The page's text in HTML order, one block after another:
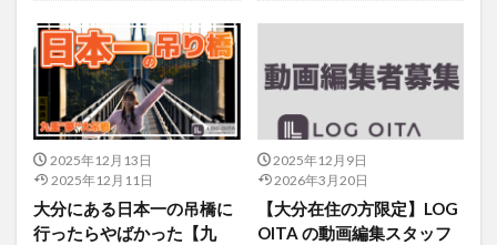
2025年12月13日
2025年12月11日
大分にある日本一の吊橋に
行ったらやばかった【九
2025年12月9日
2026年3月20日
【大分在住の方限定】LOG
OITA の動画編集スタッフ